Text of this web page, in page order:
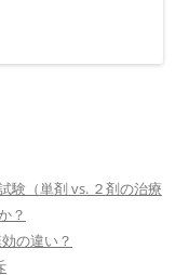
験（単剤 vs. ２剤の治療
？
の違い？